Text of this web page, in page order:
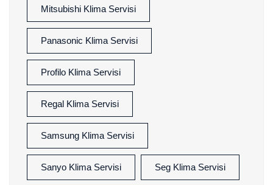
Mitsubishi Klima Servisi
Panasonic Klima Servisi
Profilo Klima Servisi
Regal Klima Servisi
Samsung Klima Servisi
Sanyo Klima Servisi Seg Klima Servisi